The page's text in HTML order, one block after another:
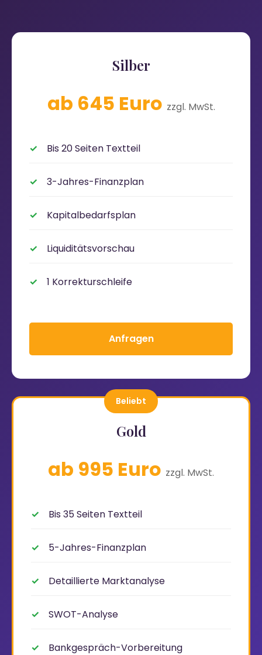
Silber
ab 645 Euro zzgl. MwSt.
Bis 20 Seiten Textteil
3-Jahres-Finanzplan
Kapitalbedarfsplan
Liquiditätsvorschau
1 Korrekturschleife
Anfragen
Beliebt
Gold
ab 995 Euro zzgl. MwSt.
Bis 35 Seiten Textteil
5-Jahres-Finanzplan
Detaillierte Marktanalyse
SWOT-Analyse
Bankgespräch-Vorbereitung